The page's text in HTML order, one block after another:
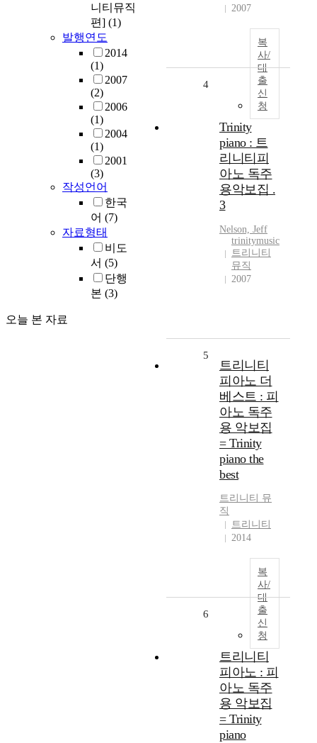
니티뮤직
편] (1)
발행연도
2014
(1)
2007
(2)
2006
(1)
2004
(1)
2001
(3)
작성언어
한국
어 (7)
자료형태
비도
서 (5)
단행
본 (3)
오늘 본 자료
2007
복
사/
대
출
신
청
4
Trinity
piano : 트
리니티피
아노 독주
용악보집 .
3
Nelson, Jeff
trinitymusic
트리니티
뮤직
2007
5
트리니티
피아노 더
베스트 : 피
아노 독주
용 악보집
= Trinity
piano the
best
트리니티
뮤
직
트리니티
2014
복
사/
대
출
신
청
6
트리니티
피아노 : 피
아노 독주
용 악보집
= Trinity
piano